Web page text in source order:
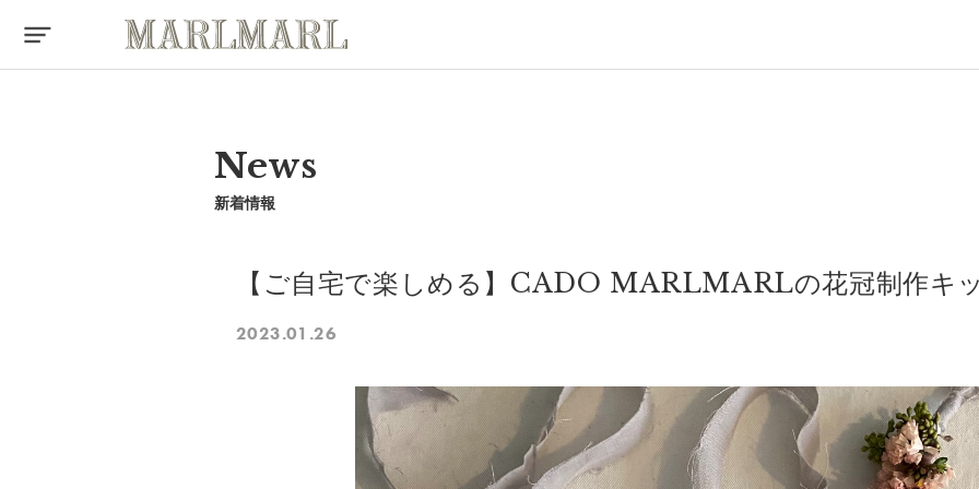
News
新着情報
【ご自宅で楽しめる】CADO MARLMARLの花冠制作キ
2023.01.26